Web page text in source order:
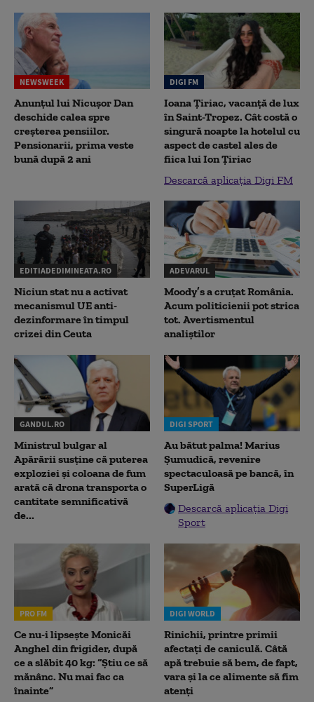
NEWSWEEK
Anunțul lui Nicușor Dan
deschide calea spre
creșterea pensiilor.
Pensionarii, prima veste
bună după 2 ani
DIGI FM
Ioana Țiriac, vacanță de lux
în Saint-Tropez. Cât costă o
singură noapte la hotelul cu
aspect de castel ales de
fiica lui Ion Țiriac
Descarcă aplicația Digi FM
EDITIADEDIMINEATA.RO
Niciun stat nu a activat
mecanismul UE anti-
dezinformare în timpul
crizei din Ceuta
ADEVARUL
Moody’s a cruțat România.
Acum politicienii pot strica
tot. Avertismentul
analiștilor
GANDUL.RO
Ministrul bulgar al
Apărării susține că puterea
exploziei și coloana de fum
arată că drona transporta o
cantitate semnificativă
de...
DIGI SPORT
Au bătut palma! Marius
Șumudică, revenire
spectaculoasă pe bancă, în
SuperLigă
Descarcă aplicația Digi
Sport
PRO FM
Ce nu-i lipsește Monicăi
Anghel din frigider, după
ce a slăbit 40 kg: “Știu ce să
mănânc. Nu mai fac ca
înainte”
DIGI WORLD
Rinichii, printre primii
afectați de caniculă. Câtă
apă trebuie să bem, de fapt,
vara și la ce alimente să fim
atenți